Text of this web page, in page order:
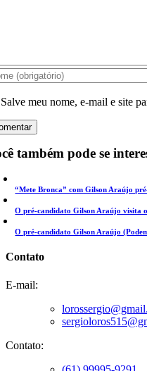
Salve meu nome, e-mail e site
também pode se
“Mete Bronca” com Gilson Araújo
O pré-candidato Gilson Araújo visita
O pré-candidato Gilson Araújo
Contato
E-mail:
Contato: